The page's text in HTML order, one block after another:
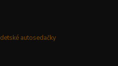
detské autosedačky